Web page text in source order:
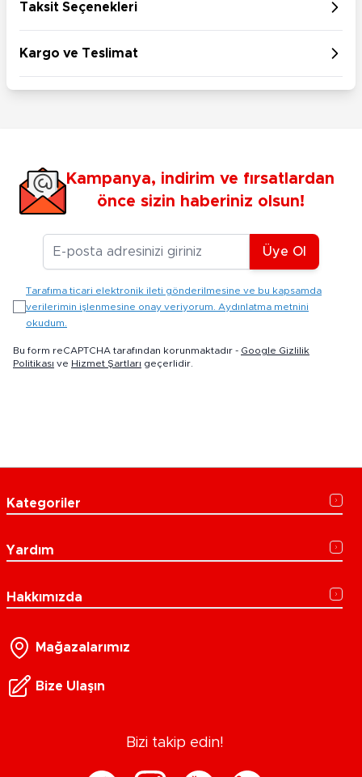
Taksit Seçenekleri
Kargo ve Teslimat
Kampanya, indirim ve fırsatlardan
önce sizin haberiniz olsun!
E-posta Adresiniz
Üye Ol
Tarafıma ticari elektronik ileti gönderilmesine ve bu kapsamda
verilerimin işlenmesine onay veriyorum. Aydınlatma metnini
okudum.
Bu form reCAPTCHA tarafından korunmaktadır - Google Gizlilik
Politikası ve Hizmet Şartları geçerlidir.
Kategoriler
Yardım
Hakkımızda
Mağazalarımız
Bize Ulaşın
Bizi takip edin!